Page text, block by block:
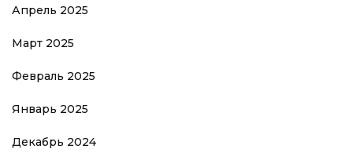
Апрель 2025
Март 2025
Февраль 2025
Январь 2025
Декабрь 2024